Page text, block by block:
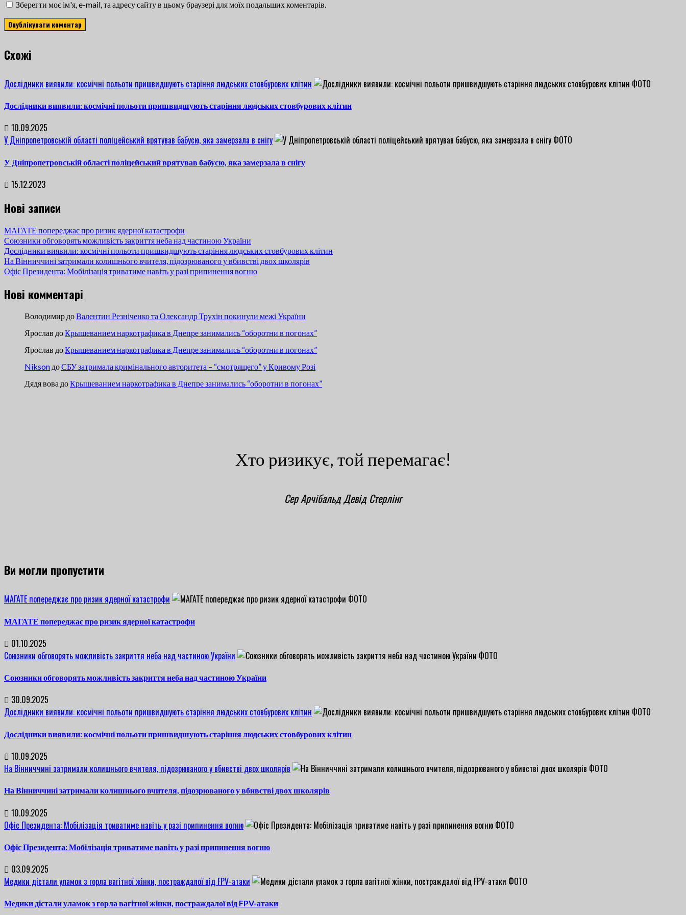
Зберегти моє ім'я, e-mail, та адресу сайту в цьому браузері для моїх подальших коментарів.
Cхожі
Дослідники виявили: космічні польоти пришвидшують старіння людських стовбурових клітин
Дослідники виявили: космічні польоти пришвидшують старіння людських стовбурових клітин
10.09.2025
У Дніпропетровській області поліцейський врятував бабусю, яка замерзала в снігу
У Дніпропетровській області поліцейський врятував бабусю, яка замерзала в снігу
15.12.2023
Нові записи
МАГАТЕ попереджає про ризик ядерної катастрофи
Союзники обговорять можливість закриття неба над частиною України
Дослідники виявили: космічні польоти пришвидшують старіння людських стовбурових клітин
На Вінниччині затримали колишнього вчителя, підозрюваного у вбивстві двох школярів
Офіс Президента: Мобілізація триватиме навіть у разі припинення вогню
Нові комментарі
Володимир доВалентин Резніченко та Олександр Трухін покинули межі України
Ярослав доКрышеванием наркотрафика в Днепре занимались “оборотни в погонах”
Ярослав доКрышеванием наркотрафика в Днепре занимались “оборотни в погонах”
Nikson доСБУ затримала кримінального авторитета – “смотрящего” у Кривому Розі
Дядя вова доКрышеванием наркотрафика в Днепре занимались “оборотни в погонах”
Хто ризикує, той перемагає!
Сер Арчібальд Девід Стерлінг
Ви могли пропустити
МАГАТЕ попереджає про ризик ядерної катастрофи
МАГАТЕ попереджає про ризик ядерної катастрофи
01.10.2025
Союзники обговорять можливість закриття неба над частиною України
Союзники обговорять можливість закриття неба над частиною України
30.09.2025
Дослідники виявили: космічні польоти пришвидшують старіння людських стовбурових клітин
Дослідники виявили: космічні польоти пришвидшують старіння людських стовбурових клітин
10.09.2025
На Вінниччині затримали колишнього вчителя, підозрюваного у вбивстві двох школярів
На Вінниччині затримали колишнього вчителя, підозрюваного у вбивстві двох школярів
10.09.2025
Офіс Президента: Мобілізація триватиме навіть у разі припинення вогню
Офіс Президента: Мобілізація триватиме навіть у разі припинення вогню
03.09.2025
Медики дістали уламок з горла вагітної жінки, постраждалої від FPV-атаки
Медики дістали уламок з горла вагітної жінки, постраждалої від FPV-атаки